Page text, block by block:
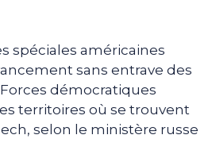
spéciales américaines
sans entrave des
démocratiques
territoires où se trouvent
selon le ministère russe